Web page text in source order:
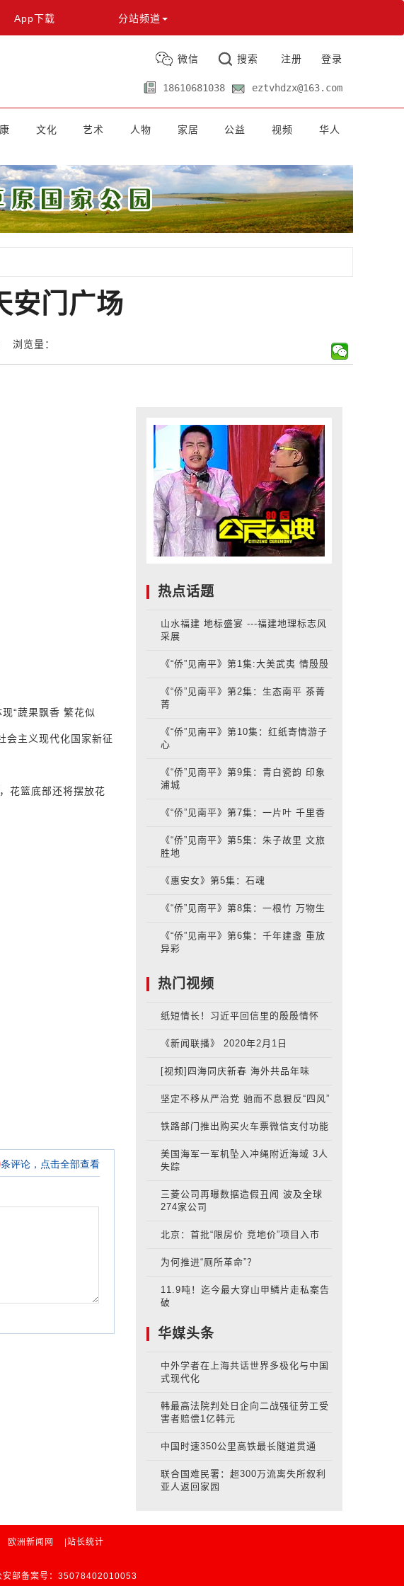
App下载 分站频道
微信 搜索 注册 登录
18610681038 eztvhdzx@163.com
文化 艺术 人物 家居 公益 视频 华人
安门广场
览量：
“蔬果飘香 繁花似
会主义现代化国家新征
花篮底部还将摆放花
热点话题
山水福建 地标盛宴 ---福建地理标志风
采展
《“侨”见南平》第1集:大美武夷 情殷殷
《“侨”见南平》第2集：生态南平 茶菁
菁
《“侨”见南平》第10集：红纸寄情游子
心
《“侨”见南平》第9集：青白瓷韵 印象
浦城
《“侨”见南平》第7集：一片叶 千里香
《“侨”见南平》第5集：朱子故里 文旅
胜地
《惠安女》第5集：石魂
《“侨”见南平》第8集：一根竹 万物生
《“侨”见南平》第6集：千年建盏 重放
异彩
热门视频
纸短情长！习近平回信里的殷殷情怀
《新闻联播》 2020年2月1日
[视频]四海同庆新春 海外共品年味
坚定不移从严治党 驰而不息狠反“四风”
铁路部门推出购买火车票微信支付功能
美国海军一军机坠入冲绳附近海域 3人
失踪
三菱公司再曝数据造假丑闻 波及全球
274家公司
北京：首批“限房价 竞地价”项目入市
为何推进“厕所革命”？
11.9吨！迄今最大穿山甲鳞片走私案告
破
华媒头条
中外学者在上海共话世界多极化与中国
式现代化
韩最高法院判处日企向二战强征劳工受
害者赔偿1亿韩元
中国时速350公里高铁最长隧道贯通
联合国难民署：超300万流离失所叙利
亚人返回家园
欧洲新闻网 |站长统计
安部备案号：35078402010053